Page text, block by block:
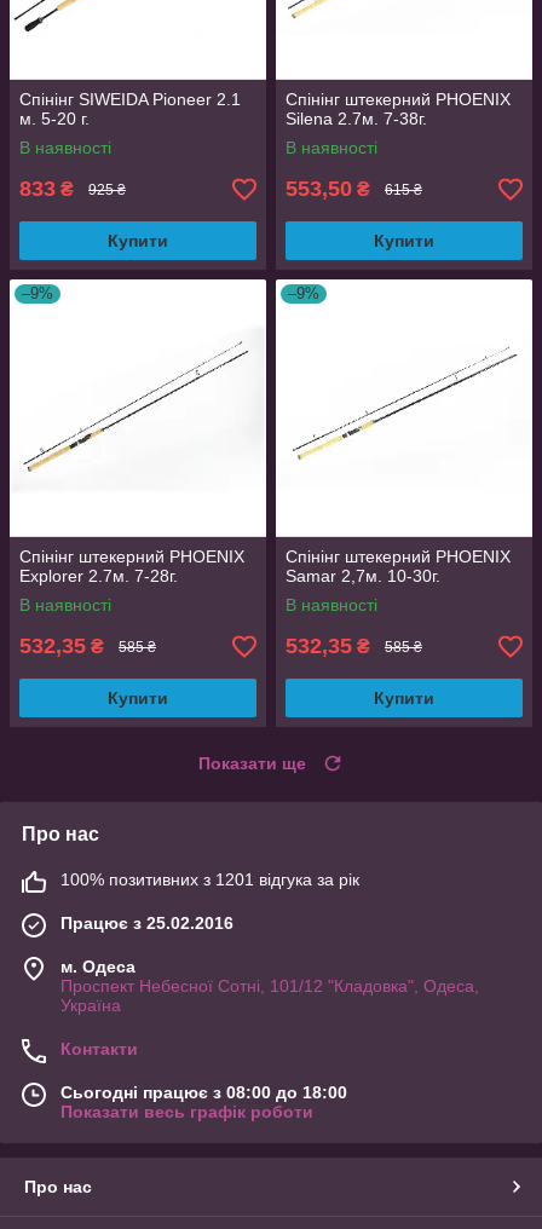
Спінінг SIWEIDA Pioneer 2.1
м. 5-20 г.
В наявності
833 ₴ 925 ₴
Купити
Спінінг штекерний PHOENIX
Silena 2.7м. 7-38г.
В наявності
553,50 ₴ 615 ₴
Купити
–9%
Спінінг штекерний PHOENIX
Explorer 2.7м. 7-28г.
В наявності
532,35 ₴ 585 ₴
Купити
–9%
Спінінг штекерний PHOENIX
Samar 2,7м. 10-30г.
В наявності
532,35 ₴ 585 ₴
Купити
Показати ще
Про нас
100% позитивних з 1201 відгука за рік
Працює з 25.02.2016
м. Одеса
Проспект Небесної Сотні, 101/12 "Кладовка", Одеса,
Україна
Контакти
Сьогодні працює з 08:00 до 18:00
Показати весь графік роботи
Про нас